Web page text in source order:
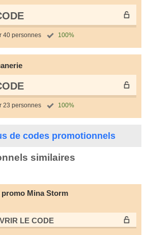
40 personnes 100%
23 personnes 100%
de codes promotionnels
similaires
promo Mina Storm
LE СODE